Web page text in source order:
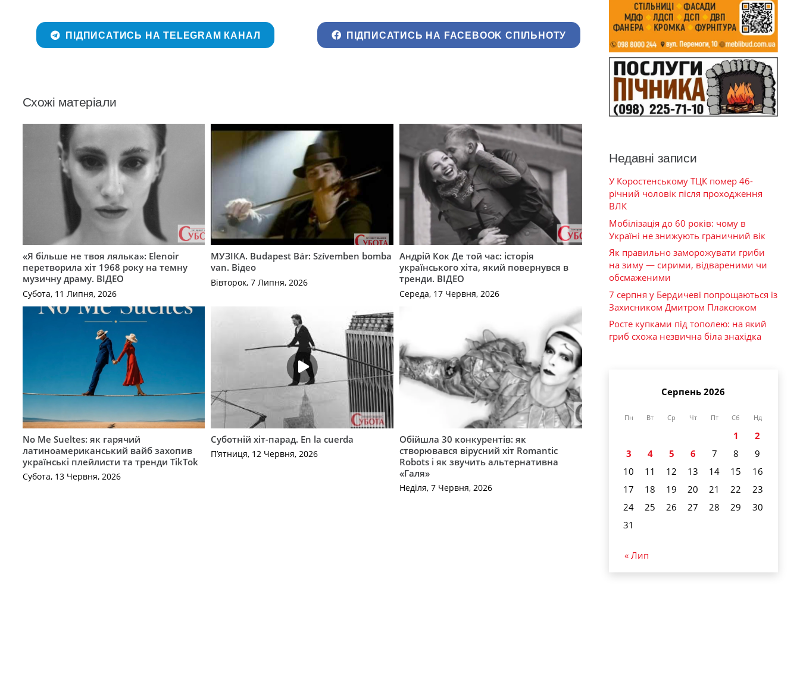
ПІДПИСАТИСЬ НА TELEGRAM КАНАЛ ПІДПИСАТИСЬ НА FACEBOOK СПІЛЬНОТУ
Схожі матеріали
«Я більше не твоя лялька»: Elenoir
перетворила хіт 1968 року на темну
музичну драму. ВІДЕО
Субота, 11 Липня, 2026
МУЗІКА. Budapest Bár: Szívemben bomba
van. Відео
Вівторок, 7 Липня, 2026
Андрій Кок Де той час: історія
українського хіта, який повернувся в
тренди. ВІДЕО
Середа, 17 Червня, 2026
No Me Sueltes: як гарячий
латиноамериканський вайб захопив
українські плейлисти та тренди TikTok
Субота, 13 Червня, 2026
Суботній хіт-парад. En la cuerda
П’ятниця, 12 Червня, 2026
Обійшла 30 конкурентів: як
створювався вірусний хіт Romantic
Robots і як звучить альтернативна
«Галя»
Неділя, 7 Червня, 2026
Недавні записи
У Коростенському ТЦК помер 46-
річний чоловік після проходження
ВЛК
Мобілізація до 60 років: чому в
Україні не знижують граничний вік
Як правильно заморожувати гриби
на зиму — сирими, відвареними чи
обсмаженими
7 серпня у Бердичеві попрощаються із
Захисником Дмитром Плаксюком
Росте купками під тополею: на який
гриб схожа незвична біла знахідка
Серпень 2026
Пн Вт Ср Чт Пт Сб Нд
1
2
3
4 5 6 7 8
9
10
11 12 13 14 15
16
17
18 19 20 21 22
23
24
25 26 27 28 29
30
31
« Лип